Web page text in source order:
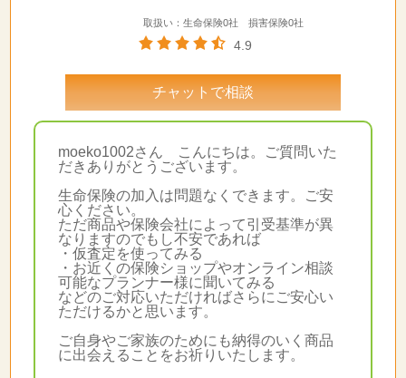
取扱い：生命保険0社 損害保険0社
4.9
チャットで相談
moeko1002さん こんにちは。ご質問いた
だきありがとうございます。
生命保険の加入は問題なくできます。ご安
心ください。
ただ商品や保険会社によって引受基準が異
なりますのでもし不安であれば
・仮査定を使ってみる
・お近くの保険ショップやオンライン相談
可能なプランナー様に聞いてみる
などのご対応いただければさらにご安心い
ただけるかと思います。
ご自身やご家族のためにも納得のいく商品
に出会えることをお祈りいたします。